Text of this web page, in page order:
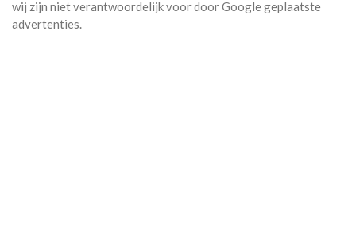
wij zijn niet verantwoordelijk voor door Google geplaatste
advertenties.